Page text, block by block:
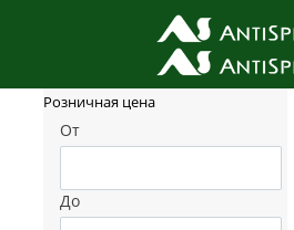
Фильтр товаров
Розничная цена
От
До